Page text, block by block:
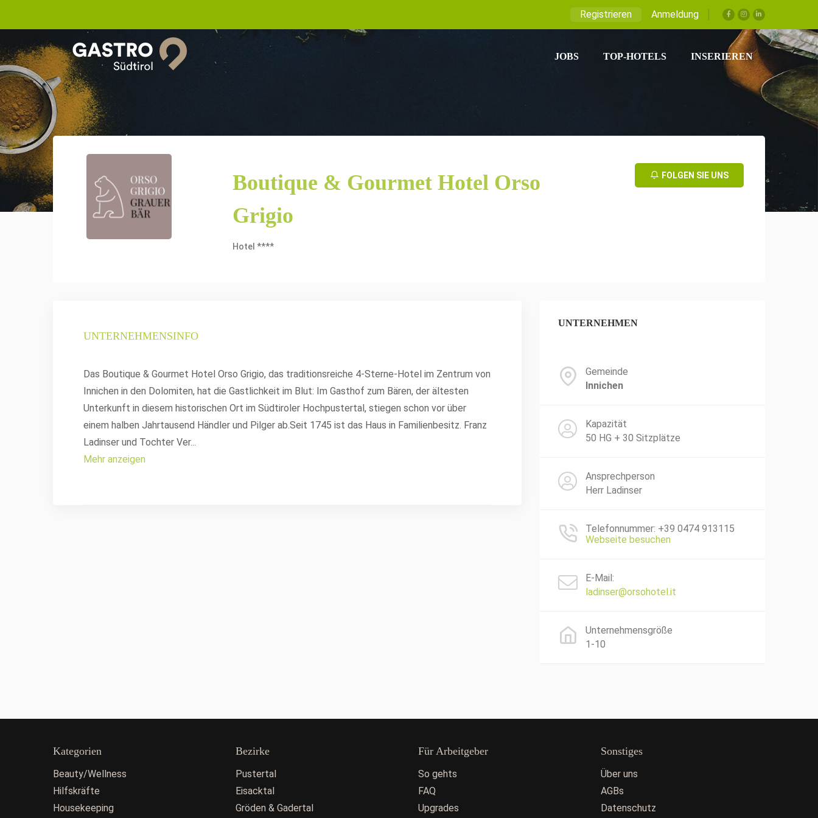
Registrieren Anmeldung
JOBS TOP-HOTELS INSERIEREN
Boutique & Gourmet Hotel Orso
Grigio
Hotel ****
FOLGEN SIE UNS
UNTERNEHMENSINFO
Das Boutique & Gourmet Hotel Orso Grigio, das traditionsreiche 4-Sterne-Hotel im Zentrum von
Innichen in den Dolomiten, hat die Gastlichkeit im Blut: Im Gasthof zum Bären, der ältesten
Unterkunft in diesem historischen Ort im Südtiroler Hochpustertal, stiegen schon vor über
einem halben Jahrtausend Händler und Pilger ab.Seit 1745 ist das Haus in Familienbesitz. Franz
Ladinser und Tochter Ver...
Mehr anzeigen
UNTERNEHMEN
Gemeinde
Innichen
Kapazität
50 HG + 30 Sitzplätze
Ansprechperson
Herr Ladinser
Telefonnummer: +39 0474 913115
Webseite besuchen
E-Mail:
ladinser@orsohotel.it
Unternehmensgröße
1-10
Kategorien
Beauty/Wellness
Hilfskräfte
Housekeeping
Bezirke
Pustertal
Eisacktal
Gröden & Gadertal
Für Arbeitgeber
So gehts
FAQ
Upgrades
Sonstiges
Über uns
AGBs
Datenschutz